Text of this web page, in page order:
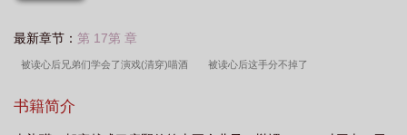
最新章节： 第 17第 章
被读心后兄弟们学会了演戏(清穿)喵酒 被读心后这手分不掉了
心后这手分不掉了免费阅读32
书籍简介